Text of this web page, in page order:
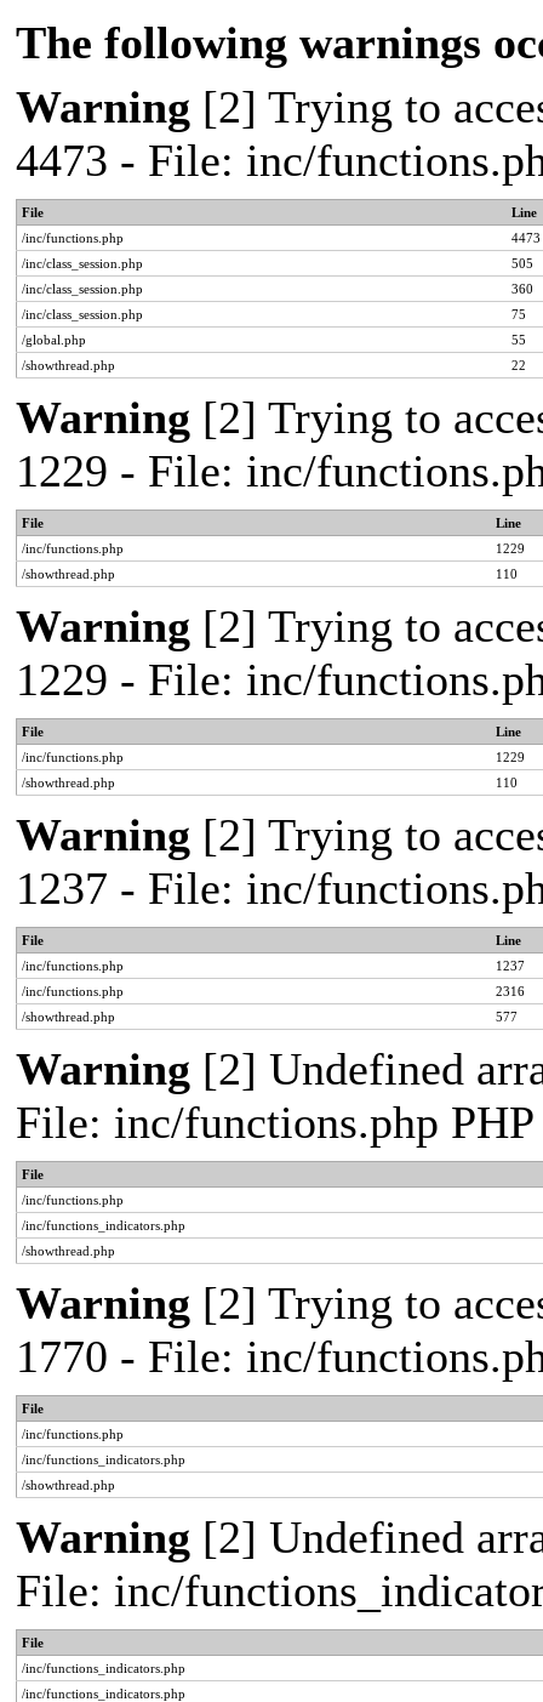
The following warnings
Warning [2] Trying to
4473 - File: inc/
File
Line
/inc/functions.php
4473
/inc/class_session.php
505
/inc/class_session.php
360
/inc/class_session.php
75
/global.php
55
/showthread.php
22
Warning [2] Trying to
1229 - File: inc/
File
Line
/inc/functions.php
1229
/showthread.php
110
Warning [2] Trying to
1229 - File: inc/
File
Line
/inc/functions.php
1229
/showthread.php
110
Warning [2] Trying to
1237 - File: inc/
File
Line
/inc/functions.php
1237
/inc/functions.php
2316
/showthread.php
577
Warning [2] Undefined
File: inc/functions.php
File
/inc/functions.php
/inc/functions_indicators.php
/showthread.php
Warning [2] Trying to
1770 - File: inc/
File
/inc/functions.php
/inc/functions_indicators.php
/showthread.php
Warning [2] Undefined
File: inc/
File
/inc/functions_indicators.php
/inc/functions_indicators.php